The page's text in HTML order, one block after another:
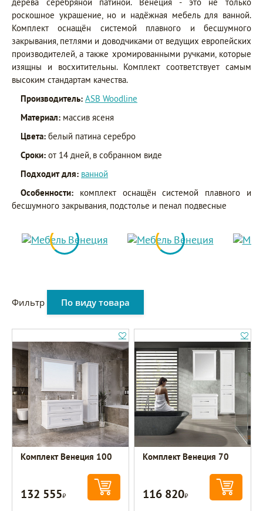
роскошное украшение, но и надёжная мебель для ванной.
Комплект оснащён системой плавного и бесшумного
закрывания, петлями и доводчиками от ведущих европейских
производителей, а также хромированными ручками, которые
изящны и восхитительны. Комплект соответствует самым
высоким стандартам качества.
Производитель: ASB Woodline
Материал: массив ясеня
Цвета: белый патина серебро
Сроки: от 14 дней, в собранном виде
Подходит для: ванной
Особенности: комплект оснащён системой плавного и
бесшумного закрывания, подстолье и пенал подвесные
Фильтр По виду товара
Комплект Венеция 100
132 555Р
Комплект Венеция 70
116 820Р